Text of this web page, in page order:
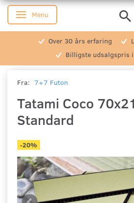
Skifte navigation
Menu
Over 30 års erfaring
Billigste udsalgspris
Fra: 7+7 Futon
Tatami Coco
Standard
-20%